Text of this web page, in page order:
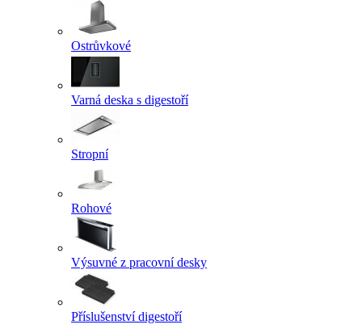
Ostrůvkové
Varná deska s digestoří
Stropní
Rohové
Výsuvné z pracovní desky
Příslušenství digestoří